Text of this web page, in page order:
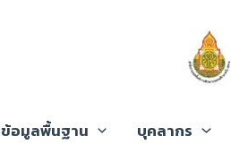
ข้อมูลพื้นฐาน บุคลากร